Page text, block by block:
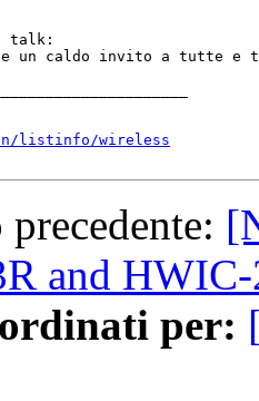
talk:
e un caldo invito a tutte e
listinfo/wireless
and
per: